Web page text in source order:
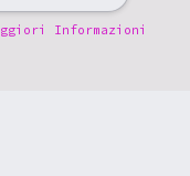
Informazioni